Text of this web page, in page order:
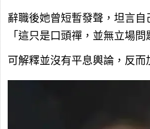
辭職後她曾短暫發聲，坦言自
「這只是口頭禪，並無立場問
可解釋並沒有平息輿論，反而